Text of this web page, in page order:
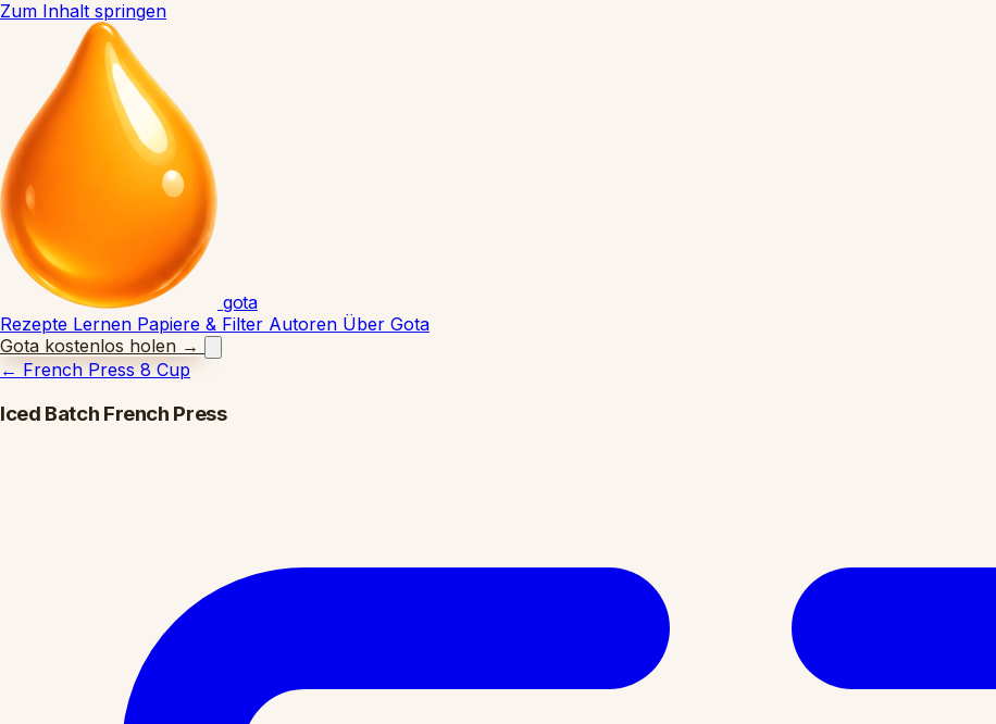
Zum Inhalt springen
gota
Rezepte Lernen Papiere & Filter Autoren Über Gota
Gota kostenlos holen →
← French Press 8 Cup
Iced Batch French Press